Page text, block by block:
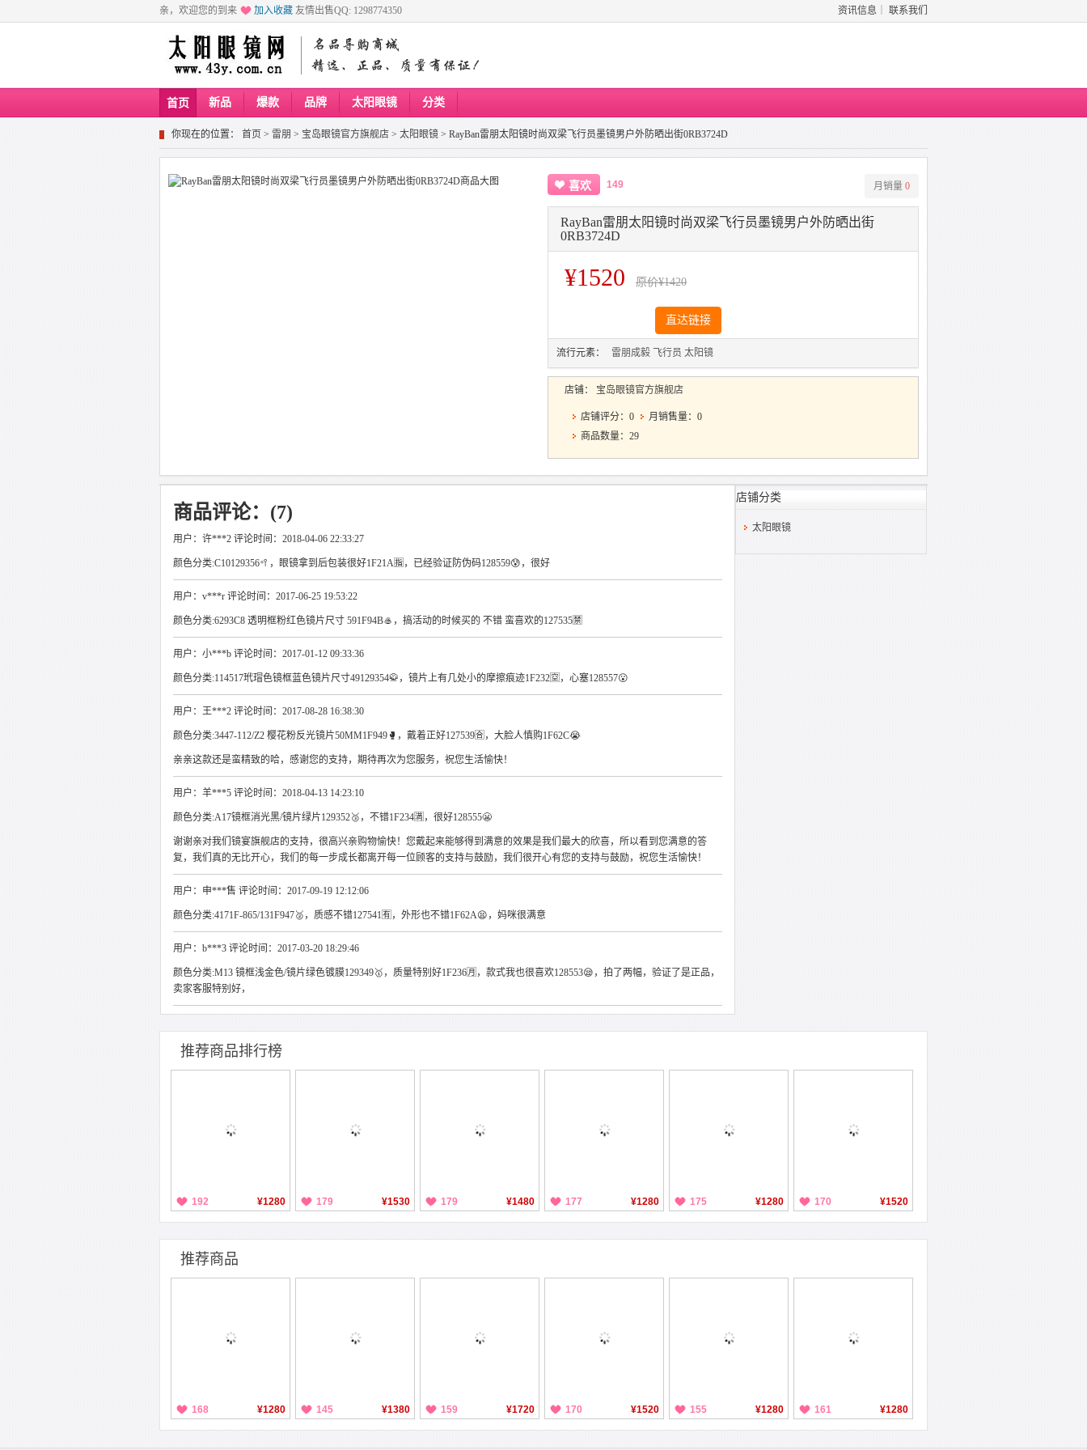
亲，欢迎您的到来 加入收藏 友情出售QQ: 1298774350 资讯信息 联系我们
首页 新品 爆款 品牌 太阳眼镜 分类
你现在的位置： 首页 > 雷朋 > 宝岛眼镜官方旗舰店 > 太阳眼镜 > RayBan雷朋太阳镜时尚双梁飞行员墨镜男户外防晒出街0RB3724D
喜欢 149 月销量 0
RayBan雷朋太阳镜时尚双梁飞行员墨镜男户外防晒出街
0RB3724D
¥1520 原价¥1420
直达链接
流行元素： 雷朋成毅 飞行员 太阳镜
店铺： 宝岛眼镜官方旗舰店
店铺评分：0
月销售量：0
商品数量：29
商品评论：(7)
用户：许***2 评论时间：2018-04-06 22:33:27
颜色分类:C10129356🥍，眼镜拿到后包装很好1F21A🈯，已经验证防伪码128559😰，很好
用户：v***r 评论时间：2017-06-25 19:53:22
颜色分类:6293C8 透明框粉红色镜片尺寸 591F94B🥌，搞活动的时候买的 不错 蛮喜欢的127535🈲
用户：小***b 评论时间：2017-01-12 09:33:36
颜色分类:114517玳瑁色镜框蓝色镜片尺寸49129354🥋，镜片上有几处小的摩擦痕迹1F232🈳，心塞128557😮
用户：王***2 评论时间：2017-08-28 16:38:30
颜色分类:3447-112/Z2 樱花粉反光镜片50MM1F949🥊，戴着正好127539🈴，大脸人慎购1F62C😭
亲亲这款还是蛮精致的哈，感谢您的支持，期待再次为您服务，祝您生活愉快！
用户：羊***5 评论时间：2018-04-13 14:23:10
颜色分类:A17镜框消光黑/镜片绿片129352🥉，不错1F234🈵，很好128555😬
谢谢亲对我们镜宴旗舰店的支持，很高兴亲购物愉快！您戴起来能够得到满意的效果是我们最大的欣喜，所以看到您满意的答
复，我们真的无比开心，我们的每一步成长都离开每一位顾客的支持与鼓励，我们很开心有您的支持与鼓励，祝您生活愉快！
用户：申***售 评论时间：2017-09-19 12:12:06
颜色分类:4171F-865/131F947🥈，质感不错127541🈶，外形也不错1F62A😫，妈咪很满意
用户：b***3 评论时间：2017-03-20 18:29:46
颜色分类:M13 镜框浅金色/镜片绿色镀膜129349🥇，质量特别好1F236🈷，款式我也很喜欢128553😪，拍了两幅，验证了是正品，
卖家客服特别好，
店铺分类
太阳眼镜
推荐商品排行榜
192 ¥1280 179 ¥1530 179 ¥1480 177 ¥1280 175 ¥1280 170 ¥1520
推荐商品
168 ¥1280 145 ¥1380 159 ¥1720 170 ¥1520 155 ¥1280 161 ¥1280